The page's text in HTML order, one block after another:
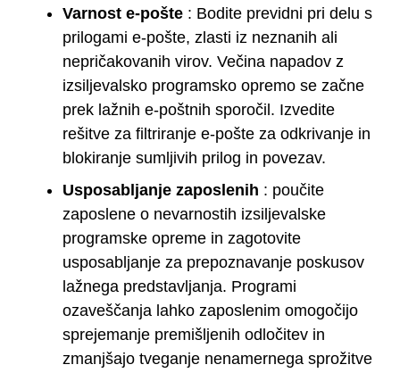
Varnost e-pošte : Bodite previdni pri delu s
prilogami e-pošte, zlasti iz neznanih ali
nepričakovanih virov. Večina napadov z
izsiljevalsko programsko opremo se začne
prek lažnih e-poštnih sporočil. Izvedite
rešitve za filtriranje e-pošte za odkrivanje in
blokiranje sumljivih prilog in povezav.
Usposabljanje zaposlenih : poučite
zaposlene o nevarnostih izsiljevalske
programske opreme in zagotovite
usposabljanje za prepoznavanje poskusov
lažnega predstavljanja. Programi
ozaveščanja lahko zaposlenim omogočijo
sprejemanje premišljenih odločitev in
zmanjšajo tveganje nenamernega sprožitve